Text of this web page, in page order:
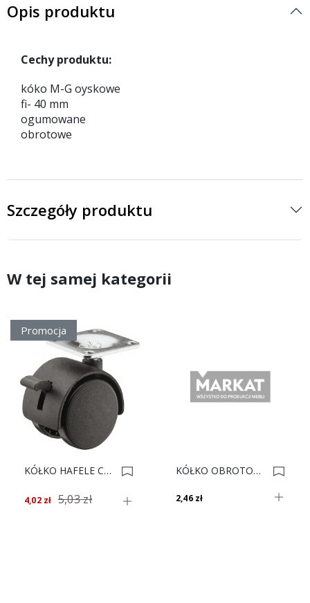
Opis produktu
Cechy produktu:
kóko M-G oyskowe
fi- 40 mm
ogumowane
obrotowe
Szczegóły produktu
W tej samej kategorii
Promocja
KÓŁKO HAFELE CZARNE Z HAMUL 660.08.311 0003304
4,02 zł 5,03 zł
KÓŁKO OBROTOWE PLAST Z PŁ. K-476-300 0001792
2,46 zł